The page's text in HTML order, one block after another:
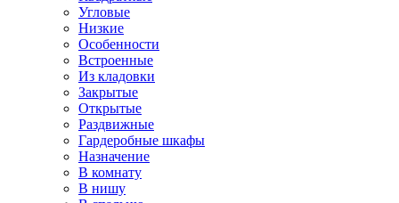
Угловые
Низкие
Особенности
Встроенные
Из кладовки
Закрытые
Открытые
Раздвижные
Гардеробные шкафы
Назначение
В комнату
В нишу